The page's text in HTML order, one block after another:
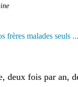
deux fois par an,